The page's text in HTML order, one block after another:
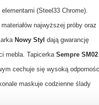
(Steel33 Chrome).
najwyższej próby oraz
Nowy Styl dają gwarancję
mebla. Tapicerka Sempre SM02
cechuje się wysoką
maskuje codzienne ślady